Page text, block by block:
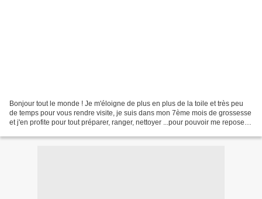
Bonjour tout le monde ! Je m'éloigne de plus en plus de la toile et très peu
de temps pour vous rendre visite, je suis dans mon 7ème mois de grossesse
et j'en profite pour tout préparer, ranger, nettoyer ...pour pouvoir me reposer